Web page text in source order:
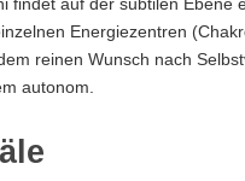
Energiezentren
reinen Wunsch nach
autonom.